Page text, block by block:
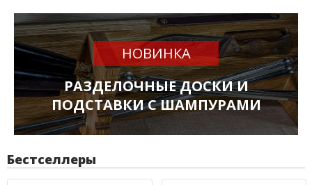
НОВИНКА
РАЗДЕЛОЧНЫЕ ДОСКИ И
ПОДСТАВКИ С ШАМПУРАМИ
Бестселлеры